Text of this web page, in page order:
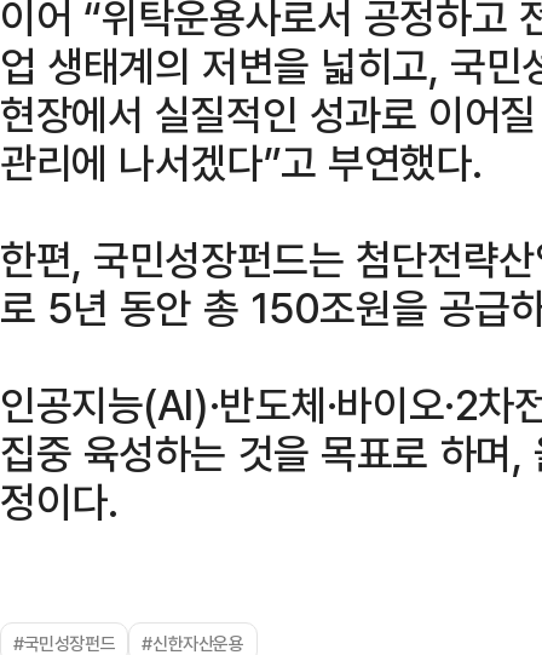
이어 “위탁운용사로서 공정하고
업 생태계의 저변을 넓히고, 국
현장에서 실질적인 성과로 이어
관리에 나서겠다”고 부연했다.
한편, 국민성장펀드는 첨단전략
로 5년 동안 총 150조원을 공급
인공지능(AI)·반도체·바이오·2
집중 육성하는 것을 목표로 하며
정이다.
#국민성장펀드 #신한자산운용